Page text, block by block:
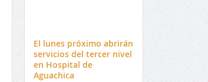
El lunes próximo abrirán
servicios del tercer nivel
en Hospital de
Aguachica